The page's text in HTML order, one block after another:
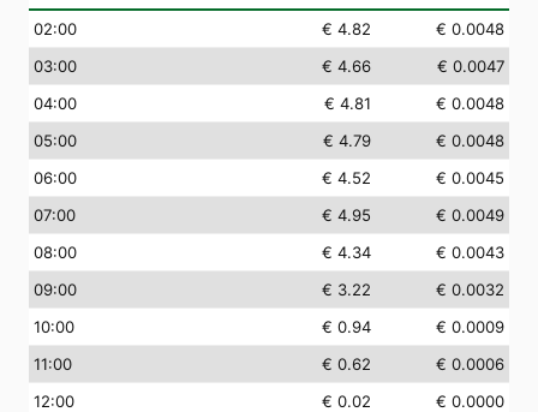
02:00 € 4.82
€ 0.0048
03:00 € 4.66
€ 0.0047
04:00 € 4.81
€ 0.0048
05:00 € 4.79
€ 0.0048
06:00 € 4.52
€ 0.0045
07:00 € 4.95
€ 0.0049
08:00 € 4.34
€ 0.0043
09:00 € 3.22
€ 0.0032
10:00 € 0.94
€ 0.0009
11:00 € 0.62
€ 0.0006
12:00 € 0.02
€ 0.0000